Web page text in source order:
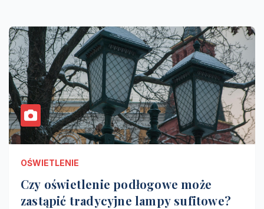
OŚWIETLENIE
Czy oświetlenie podłogowe może
zastąpić tradycyjne lampy sufitowe?